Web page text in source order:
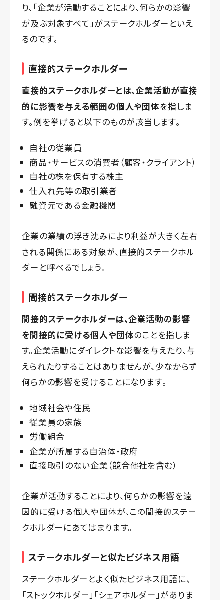
り、「企業が活動することにより、何らかの影響
が及ぶ対象すべて」がステークホルダーといえ
るのです。
直接的ステークホルダー
直接的ステークホルダーとは、企業活動が直接
的に影響を与える範囲の個人や団体を指しま
す。例を挙げると以下のものが該当します。
自社の従業員
商品・サービスの消費者（顧客・クライアント）
自社の株を保有する株主
仕入れ先等の取引業者
融資元である金融機関
企業の業績の浮き沈みにより利益が大きく左右
される関係にある対象が、直接的ステークホル
ダーと呼べるでしょう。
間接的ステークホルダー
間接的ステークホルダーは、企業活動の影響
を間接的に受ける個人や団体のことを指しま
す。企業活動にダイレクトな影響を与えたり、与
えられたりすることはありませんが、少なからず
何らかの影響を受けることになります。
地域社会や住民
従業員の家族
労働組合
企業が所属する自治体・政府
直接取引のない企業（競合他社を含む）
企業が活動することにより、何らかの影響を遠
因的に受ける個人や団体が、この間接的ステー
クホルダーにあてはまります。
ステークホルダーと似たビジネス用語
ステークホルダーとよく似たビジネス用語に、
「ストックホルダー」「シェアホルダー」がありま